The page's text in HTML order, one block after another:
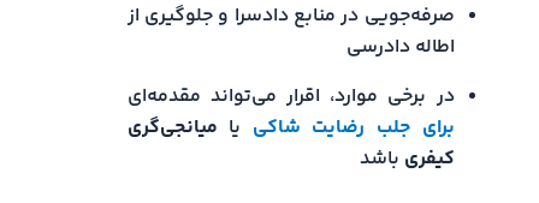
صرفه‌جویی در منابع دادسرا و جلوگیری از
اطاله دادرسی
در برخی موارد، اقرار می‌تواند مقدمه‌ای
برای جلب رضایت شاکی یا میانجی‌گری
کیفری باشد